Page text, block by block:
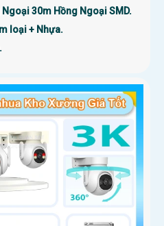
Ngoại 30m Hồng Ngoại SMD.
loại + Nhựa.